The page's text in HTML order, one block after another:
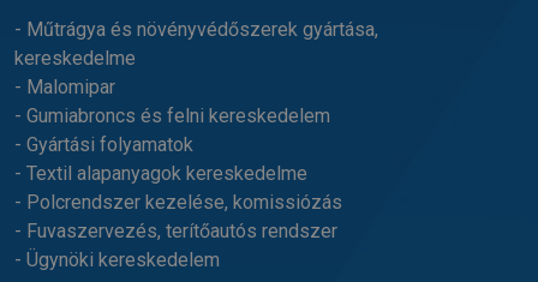
- Műtrágya és növényvédőszerek gyártása,
kereskedelme
- Malomipar
- Gumiabroncs és felni kereskedelem
- Gyártási folyamatok
- Textil alapanyagok kereskedelme
- Polcrendszer kezelése, komissiózás
- Fuvaszervezés, terítőautós rendszer
- Ügynöki kereskedelem